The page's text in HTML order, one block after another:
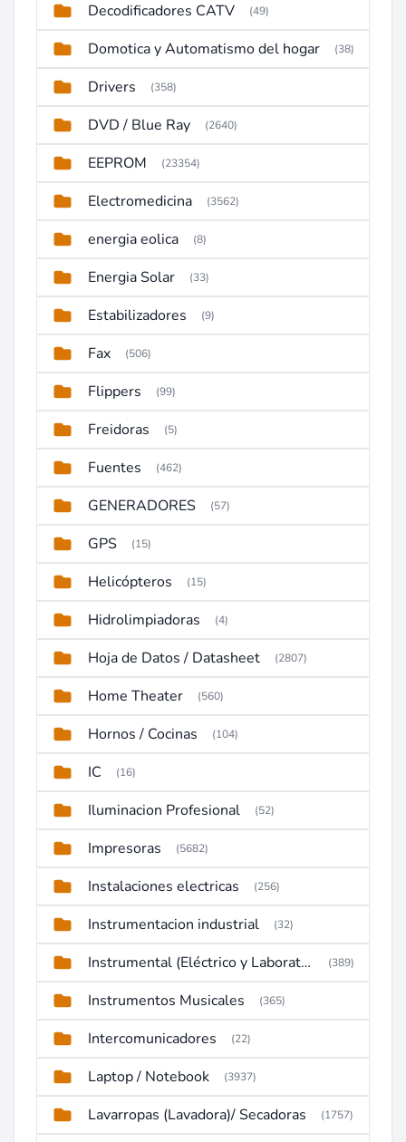
Decodificadores CATV (49)
Domotica y Automatismo del hogar (38)
Drivers (358)
DVD / Blue Ray (2640)
EEPROM (23354)
Electromedicina (3562)
energia eolica (8)
Energia Solar (33)
Estabilizadores (9)
Fax (506)
Flippers (99)
Freidoras (5)
Fuentes (462)
GENERADORES (57)
GPS (15)
Helicópteros (15)
Hidrolimpiadoras (4)
Hoja de Datos / Datasheet (2807)
Home Theater (560)
Hornos / Cocinas (104)
IC (16)
Iluminacion Profesional (52)
Impresoras (5682)
Instalaciones electricas (256)
Instrumentacion industrial (32)
Instrumental (Eléctrico y Laboratorio) (389)
Instrumentos Musicales (365)
Intercomunicadores (22)
Laptop / Notebook (3937)
Lavarropas (Lavadora)/ Secadoras (1757)